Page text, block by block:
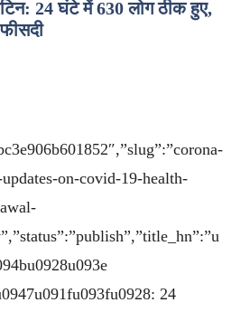
24 घंटे में 630 लोग ठीक हुए,
on-covid-19-health-
24